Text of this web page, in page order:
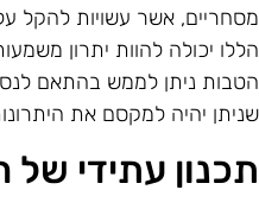
אשר עשויות להקל
יכולה להוות יתרון
ניתן לממש בהתאם
יהיה למקסם את
עתידי של